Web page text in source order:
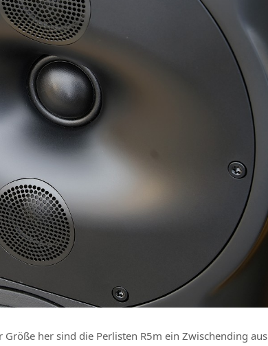
her sind die Perlisten R5m ein Zwischending aus